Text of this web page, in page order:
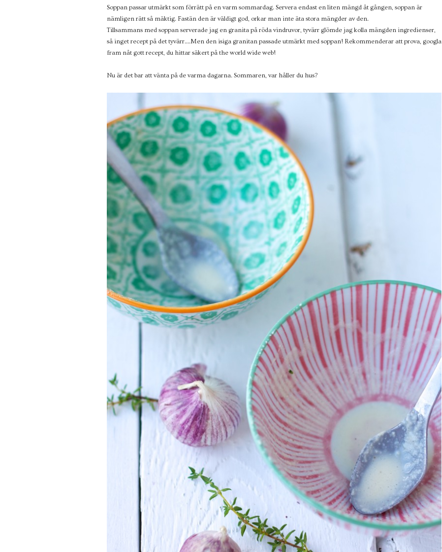
Soppan passar utmärkt som förrätt på en varm sommardag. Servera endast en liten mängd åt gången, soppan är
nämligen rätt så mäktig. Fastän den är väldigt god, orkar man inte äta stora mängder av den.
Tillsammans med soppan serverade jag en granita på röda vindruvor, tyvärr glömde jag kolla mängden ingredienser,
så inget recept på det tyvärr....Men den isiga granitan passade utmärkt med soppan! Rekommenderar att prova, googla
fram nåt gott recept, du hittar säkert på the world wide web!
Nu är det bar att vänta på de varma dagarna. Sommaren, var håller du hus?